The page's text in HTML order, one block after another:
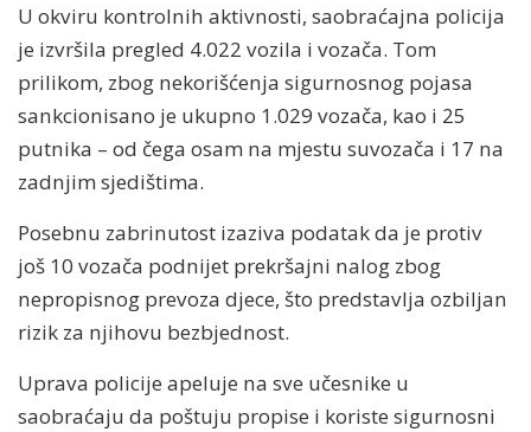
U okviru kontrolnih aktivnosti, saobraćajna policija
je izvršila pregled 4.022 vozila i vozača. Tom
prilikom, zbog nekorišćenja sigurnosnog pojasa
sankcionisano je ukupno 1.029 vozača, kao i 25
putnika – od čega osam na mjestu suvozača i 17 na
zadnjim sjedištima.
Posebnu zabrinutost izaziva podatak da je protiv
još 10 vozača podnijet prekršajni nalog zbog
nepropisnog prevoza djece, što predstavlja ozbiljan
rizik za njihovu bezbjednost.
Uprava policije apeluje na sve učesnike u
saobraćaju da poštuju propise i koriste sigurnosni